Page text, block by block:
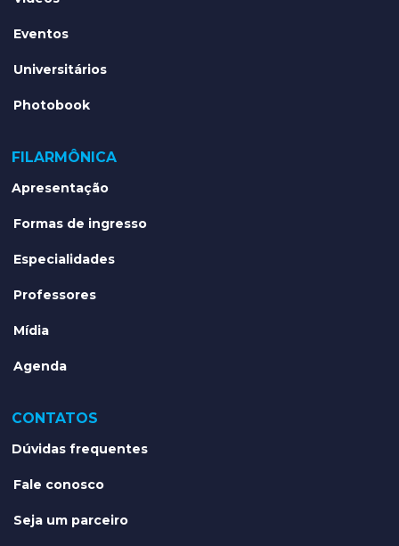
Eventos
Universitários
Photobook
FILARMÔNICA
Apresentação
Formas de ingresso
Especialidades
Professores
Mídia
Agenda
CONTATOS
Dúvidas frequentes
Fale conosco
Seja um parceiro